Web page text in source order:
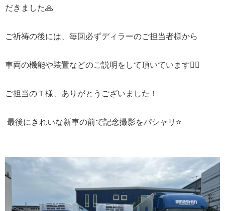
だきました🙏
ご祈祷の後には、毎回必ずディラーのご担当者様から
車両の機能や装置などのご説明をして頂いています🙋‍♂️
ご担当のＴ様、ありがとうございました！
最後にきれいな新車の前で記念撮影をパシャリ⭐